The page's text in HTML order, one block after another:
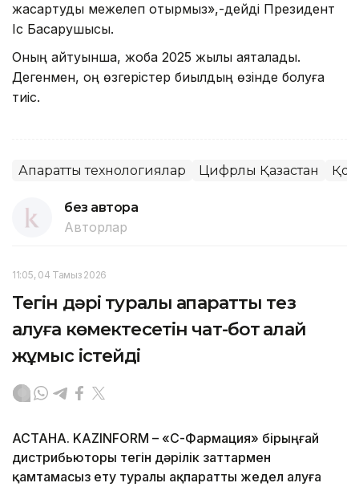
жақсартуды межелеп отырмыз»,-дейді Президент
Іс Басқарушысы.
Оның айтуынша, жоба 2025 жылы аяқталады.
Дегенмен, оң өзгерістер биылдың өзінде болуға
тиіс.
Ақпараттық технологиялар Цифрлық Қазақстан
без автора
Авторлар
11:05, 04 Тамыз 2026
Тегін дәрі туралы ақпаратты тез
алуға көмектесетін чат-бот қалай
жұмыс істейді
АСТАНА. KAZINFORM – «СҚ-Фармация» бірыңғай
дистрибьюторы тегін дәрілік заттармен
қамтамасыз ету туралы ақпаратты жедел алуға